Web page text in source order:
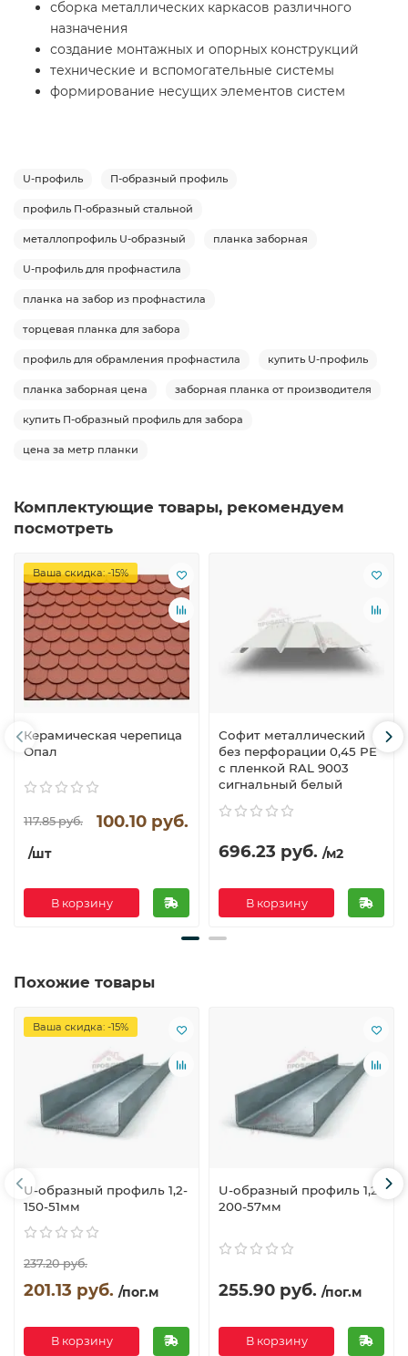
сборка металлических каркасов различного
назначения
создание монтажных и опорных конструкций
технические и вспомогательные системы
формирование несущих элементов систем
U-профиль П-образный профиль
профиль П-образный стальной
металлопрофиль U-образный планка заборная
U-профиль для профнастила
планка на забор из профнастила
торцевая планка для забора
профиль для обрамления профнастила купить U-профиль
планка заборная цена заборная планка от производителя
купить П-образный профиль для забора
цена за метр планки
Комплектующие товары, рекомендуем
посмотреть
Ваша скидка: -15%
Керамическая черепица
Опал
117.85 руб. 100.10 руб.
/шт
В корзину
Софит металлический
без перфорации 0,45 PE
с пленкой RAL 9003
сигнальный белый
696.23 руб. /м2
В корзину
Похожие товары
Ваша скидка: -15%
U-образный профиль 1,2-
150-51мм
237.20 руб.
201.13 руб. /пог.м
В корзину
U-образный профиль 1,2-
200-57мм
255.90 руб. /пог.м
В корзину